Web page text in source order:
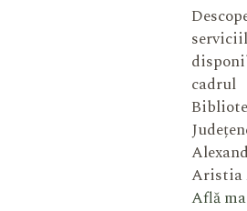
cadrul
Aristia
Află